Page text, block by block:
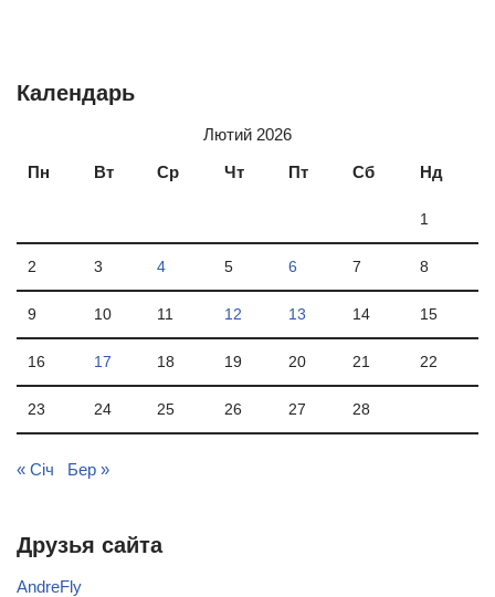
Календарь
Лютий 2026
Пн
Вт Ср Чт Пт Сб Нд
1
2 3 4 5 6 7 8
9 10 11 12 13 14 15
16 17 18 19 20 21 22
23 24 25 26 27 28
« Січ Бер »
Друзья сайта
AndreFly